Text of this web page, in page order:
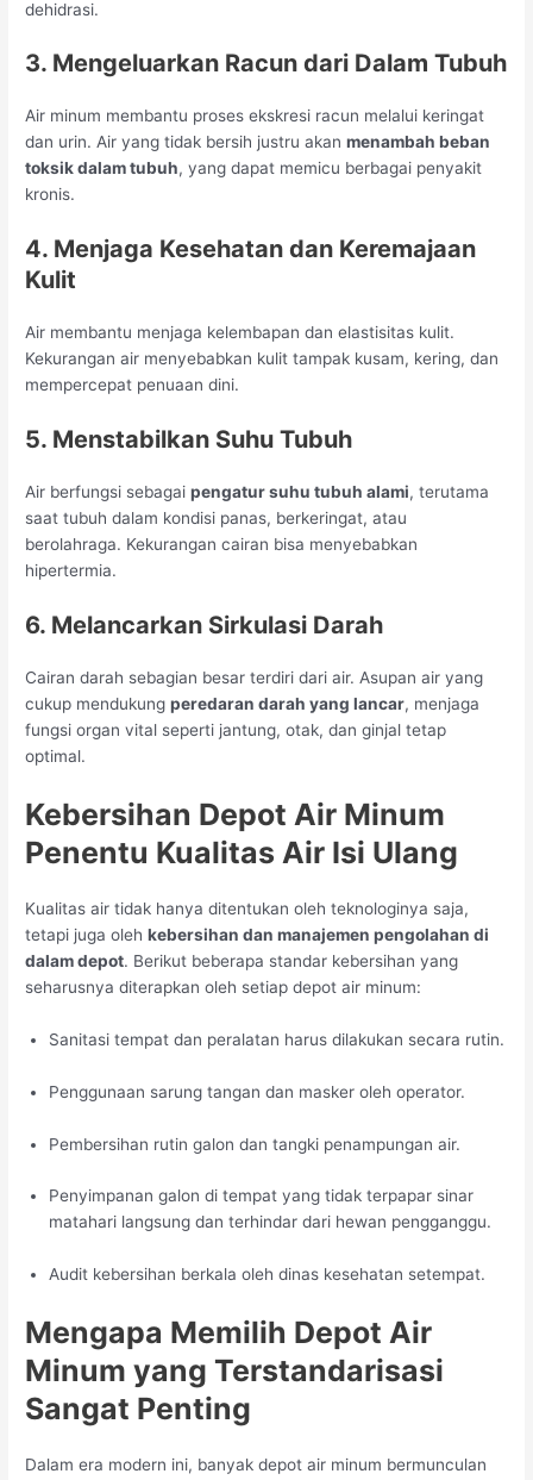
dehidrasi.
3. Mengeluarkan Racun dari Dalam Tubuh
Air minum membantu proses ekskresi racun melalui keringat
dan urin. Air yang tidak bersih justru akanmenambah beban
toksik dalam tubuh, yang dapat memicu berbagai penyakit
kronis.
4. Menjaga Kesehatan dan Keremajaan
Kulit
Air membantu menjaga kelembapan dan elastisitas kulit.
Kekurangan air menyebabkan kulit tampak kusam, kering, dan
mempercepat penuaan dini.
5. Menstabilkan Suhu Tubuh
Air berfungsi sebagaipengatur suhu tubuh alami, terutama
saat tubuh dalam kondisi panas, berkeringat, atau
berolahraga. Kekurangan cairan bisa menyebabkan
hipertermia.
6. Melancarkan Sirkulasi Darah
Cairan darah sebagian besar terdiri dari air. Asupan air yang
cukup mendukungperedaran darah yang lancar, menjaga
fungsi organ vital seperti jantung, otak, dan ginjal tetap
optimal.
Kebersihan Depot Air Minum
Penentu Kualitas Air Isi Ulang
Kualitas air tidak hanya ditentukan oleh teknologinya saja,
tetapi juga olehkebersihan dan manajemen pengolahan di
dalam depot. Berikut beberapa standar kebersihan yang
seharusnya diterapkan oleh setiap depot air minum:
Sanitasi tempat dan peralatan harus dilakukan secara rutin.
Penggunaan sarung tangan dan masker oleh operator.
Pembersihan rutin galon dan tangki penampungan air.
Penyimpanan galon di tempat yang tidak terpapar sinar
matahari langsung dan terhindar dari hewan pengganggu.
Audit kebersihan berkala oleh dinas kesehatan setempat.
Mengapa Memilih Depot Air
Minum yang Terstandarisasi
Sangat Penting
Dalam era modern ini, banyak depot air minum bermunculan